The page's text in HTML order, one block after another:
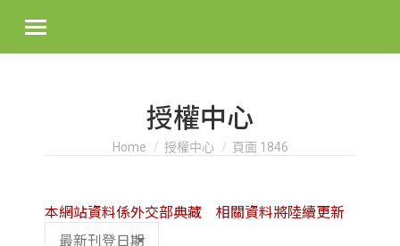
授權中心
You are here:
Home 授權中心 頁面 1846
本網站資料係外交部典藏 相關資料將陸續更新